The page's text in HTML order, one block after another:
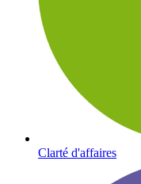
Clarté d'affaires